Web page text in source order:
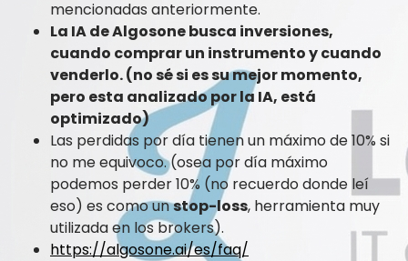
mencionadas anteriormente.
La IA de Algosone busca inversiones,
cuando comprar un instrumento y cuando
venderlo. (no sé si es su mejor momento,
pero esta analizado por la IA, está
optimizado)
Las perdidas por día tienen un máximo de 10% si
no me equivoco. (osea por día máximo
podemos perder 10% (no recuerdo donde leí
eso) es como unstop-loss, herramienta muy
utilizada en los brokers).
https://algosone.ai/es/faq/